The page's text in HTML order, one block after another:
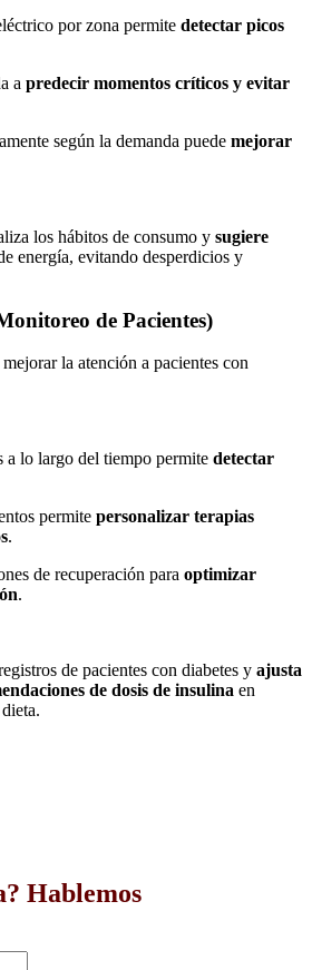
por zona permite detectar picos
a predecir momentos críticos y evitar
según la demanda puede mejorar
los hábitos de consumo y sugiere
energía, evitando desperdicios y
de Pacientes)
la atención a pacientes con
a lo largo del tiempo permite detectar
permite personalizar terapias
.
de recuperación para optimizar
.
de pacientes con diabetes y ajusta
de dosis de insulina en
Hablemos